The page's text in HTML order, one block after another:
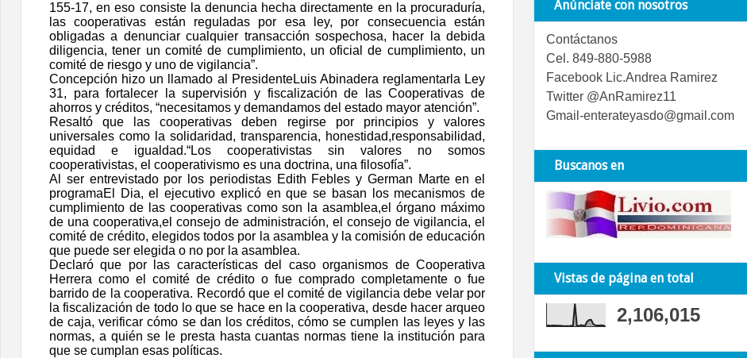
155-17, en eso consiste la denuncia hecha directamente en la procuraduría,
las cooperativas están reguladas por esa ley, por consecuencia están
obligadas a denunciar cualquier transacción sospechosa, hacer la debida
diligencia, tener un comité de cumplimiento, un oficial de cumplimiento, un
comité de riesgo y uno de vigilancia”.
Concepción hizo un llamado al PresidenteLuis Abinadera reglamentarla Ley
31, para fortalecer la supervisión y fiscalización de las Cooperativas de
ahorros y créditos, “necesitamos y demandamos del estado mayor atención”.
Resaltó que las cooperativas deben regirse por principios y valores
universales como la solidaridad, transparencia, honestidad,responsabilidad,
equidad e igualdad.“Los cooperativistas sin valores no somos
cooperativistas, el cooperativismo es una doctrina, una filosofía”.
Al ser entrevistado por los periodistas Edith Febles y German Marte en el
programaEl Dia, el ejecutivo explicó en que se basan los mecanismos de
cumplimiento de las cooperativas como son la asamblea,el órgano máximo
de una cooperativa,el consejo de administración, el consejo de vigilancia, el
comité de crédito, elegidos todos por la asamblea y la comisión de educación
que puede ser elegida o no por la asamblea.
Declaró que por las características del caso organismos de Cooperativa
Herrera como el comité de crédito o fue comprado completamente o fue
barrido de la cooperativa. Recordó que el comité de vigilancia debe velar por
la fiscalización de todo lo que se hace en la cooperativa, desde hacer arqueo
de caja, verificar cómo se dan los créditos, cómo se cumplen las leyes y las
normas, a quién se le presta hasta cuantas normas tiene la institución para
que se cumplan esas políticas.
Anúnciate con nosotros
Contáctanos
Cel. 849-880-5988
Facebook Lic.Andrea Ramirez
Twitter @AnRamirez11
Gmail-enterateyasdo@gmail.com
Buscanos en
Vistas de página en total
2,106,015